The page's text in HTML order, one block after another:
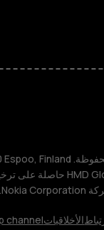
الأخلاقياتchannel